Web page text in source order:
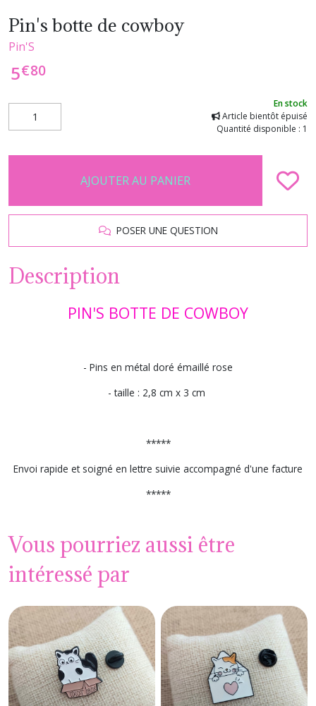
Pin's botte de cowboy
Pin'S
5€80
En stock
Article bientôt épuisé
Quantité disponible : 1
AJOUTER AU PANIER
POSER UNE QUESTION
Description
PIN'S BOTTE DE COWBOY
- Pins en métal doré émaillé rose
- taille : 2,8 cm x 3 cm
*****
Envoi rapide et soigné en lettre suivie accompagné d'une facture
*****
Vous pourriez aussi être
intéressé par